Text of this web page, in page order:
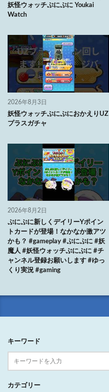
妖怪ウォッチぷにぷに Youkai
Watch
2026年8月3日
妖怪ウォッチぷにぷにおかえりUZ
プラスガチャ
2026年8月2日
ぷにぷに新しくデイリーYポイン
トカードが登場！なかなか激アツ
かも？ #gameplay #ぷにぷに #妖
魔人 #妖怪ウォッチぷにぷに #チ
ャンネル登録お願いします #ゆっ
くり実況 #gaming
キーワード
カテゴリー